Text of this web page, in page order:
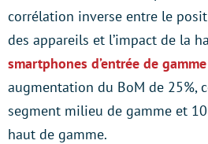
corrélation inverse entre le
des appareils et l’impact de la
smartphones d’entrée de gamme
augmentation du BoM de 25%,
segment milieu de gamme et
haut de gamme.